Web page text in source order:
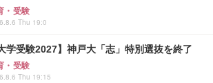
・受験
Thu 19:0
大学受験2027】神戸大「志」特別選抜を終了
・受験
Thu 19:15